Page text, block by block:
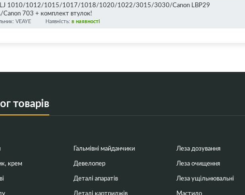
LJ 1010/1012/1015/1017/1018/1020/1022/3015/3030/Canon LBP29
703 + комплект втулок!
VEAYE Наявність: в наявності
товарів
крем
Гальмівні майданчики
Девелопер
Деталі апаратів
Деталі картриджів
Леза дозування
Леза очищення
Леза ущільнювальні
Мастило